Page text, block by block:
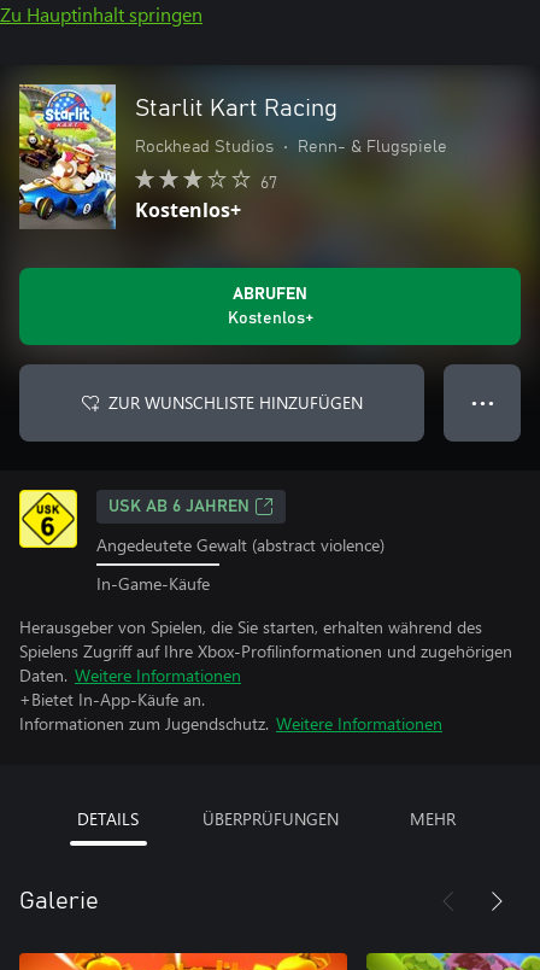
Zu Hauptinhalt springen
Starlit Kart Racing
Rockhead Studios • Renn- & Flugspiele
67
Kostenlos+
ABRUFEN
Kostenlos+
ZUR WUNSCHLISTE HINZUFÜGEN ● ● ●
USK AB 6 JAHREN
Angedeutete Gewalt (abstract violence)
In-Game-Käufe
Herausgeber von Spielen, die Sie starten, erhalten während des
Spielens Zugriff auf Ihre Xbox-Profilinformationen und zugehörigen
Daten. Weitere Informationen
+Bietet In-App-Käufe an.
Informationen zum Jugendschutz. Weitere Informationen
DETAILS ÜBERPRÜFUNGEN MEHR
Galerie